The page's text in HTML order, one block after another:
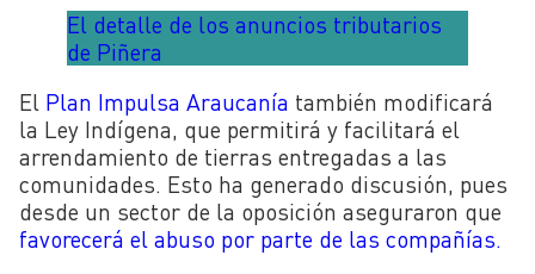
El detalle de los anuncios tributarios
de Piñera
El Plan Impulsa Araucanía también modificará
la Ley Indígena, que permitirá y facilitará el
arrendamiento de tierras entregadas a las
comunidades. Esto ha generado discusión, pues
desde un sector de la oposición aseguraron que
favorecerá el abuso por parte de las compañías.